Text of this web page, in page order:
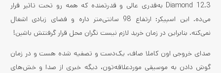
Diamond 12.3 به‌قدری عالی و قدرتمنده که همه رو تحت تاثیر قرار
می‌ده. این اسپیکر: ارتفاع 98 سانتی‌متر داره و فضای زیادی اشغال
نمی‌کنه. بنابراین در زمان خرید لازم نیست نگران محل قرار گرفتنش باشین!
صدای خروجی اون کاملا صاف، یک‌دست و تصفیه شده هست و در زمان
گوش دادن به موسیقی موردعلاقه‌تون، دیگه خبری از صدا و خش‌های